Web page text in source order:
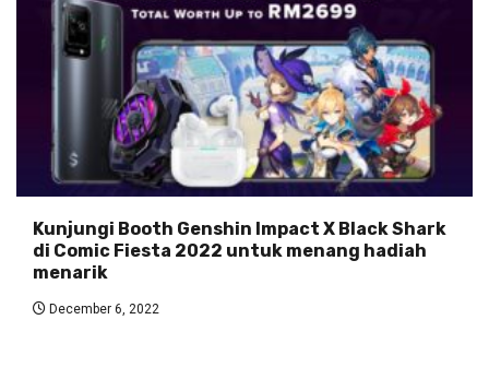
Kunjungi Booth Genshin Impact X Black Shark
di Comic Fiesta 2022 untuk menang hadiah
menarik
December 6, 2022